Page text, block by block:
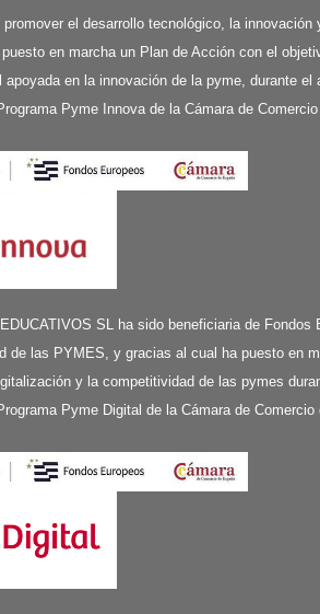
el desarrollo tecnológico, la innovación
en marcha un Plan de Acción con el
en la innovación de la pyme, durante el
Pyme Innova de la Cámara de
SL ha sido beneficiaria de
de las PYMES, y gracias al cual ha puesto en
y la competitividad de las pymes
Pyme Digital de la Cámara de